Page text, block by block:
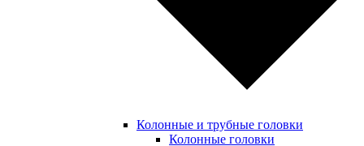
Колонные и трубные головки
Колонные головки